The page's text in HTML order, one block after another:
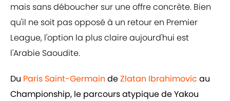
mais sans déboucher sur une offre concrète. Bien
qu'il ne soit pas opposé à un retour en Premier
League, l'option la plus claire aujourd'hui est
l'Arabie Saoudite.
Du Paris Saint-Germain deZlatan Ibrahimovic au
Championship, le parcours atypique de Yakou